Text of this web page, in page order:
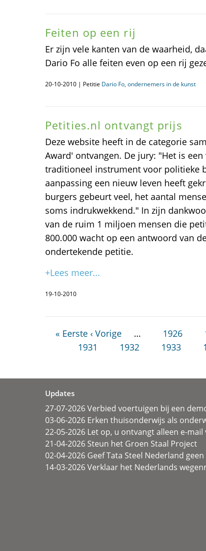
Feiten op een rij
Er zijn vele kanten van de waarheid,
Dario Fo alle feiten even op een rij
20-10-2010 | Petitie Dario Fo, ondernemers in de kunst
Petities.nl ontvangt prijs
Deze website heeft in de categorie
Award' ontvangen. De jury: "Het is
traditioneel instrument voor politieke
aanpassing een nieuw leven heeft
burgers gebeurt veel, het aantal
soms indrukwekkend." In zijn
van de ruim 1 miljoen mensen die
800.000 wacht op een antwoord van
ondertekende petitie.
+Lees meer...
19-10-2010
« Eerste ‹ Vorige … 1926
1931
1932 1933
Updates
27-07-2026 Verbied voertuigen bij een
03-06-2026 Erken thuisonderwijs als
22-05-2026 Let op, u ontvangt alleen e-
21-04-2026 Steun het Groen Staal Project
02-04-2026 Geef Tata Steel Nederland
14-03-2026 Verklaar het Nederlands